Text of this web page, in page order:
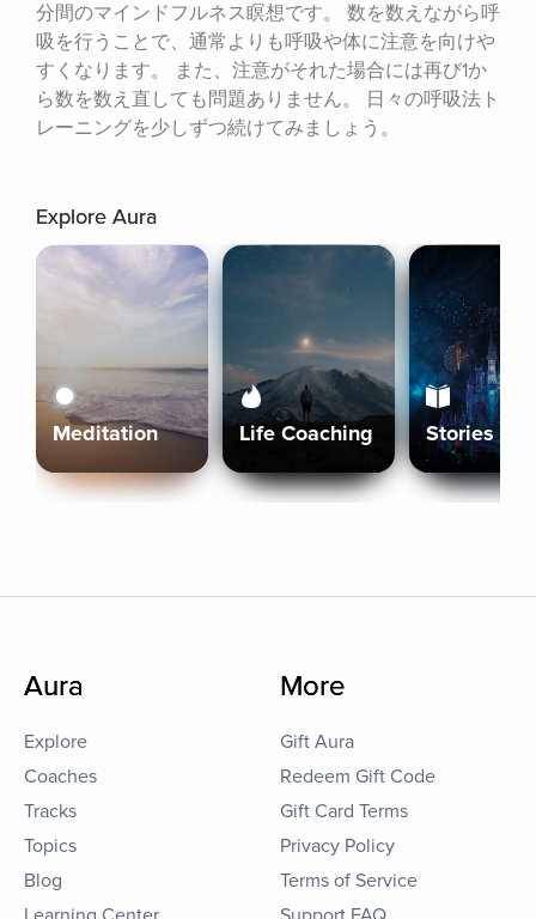
分間のマインドフルネス瞑想です。 数を数えながら呼
吸を行うことで、通常よりも呼吸や体に注意を向けや
すくなります。 また、注意がそれた場合には再び1か
ら数を数え直しても問題ありません。 日々の呼吸法ト
レーニングを少しずつ続けてみましょう。
Explore Aura
Meditation Life Coaching Stories
Aura
Explore
Coaches
Tracks
Topics
Blog
More
Gift Aura
Redeem Gift Code
Gift Card Terms
Privacy Policy
Terms of Service